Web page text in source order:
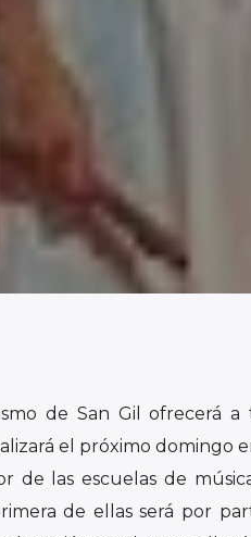
de San Gil ofrecerá
el próximo domingo
de las escuelas de
de ellas será por